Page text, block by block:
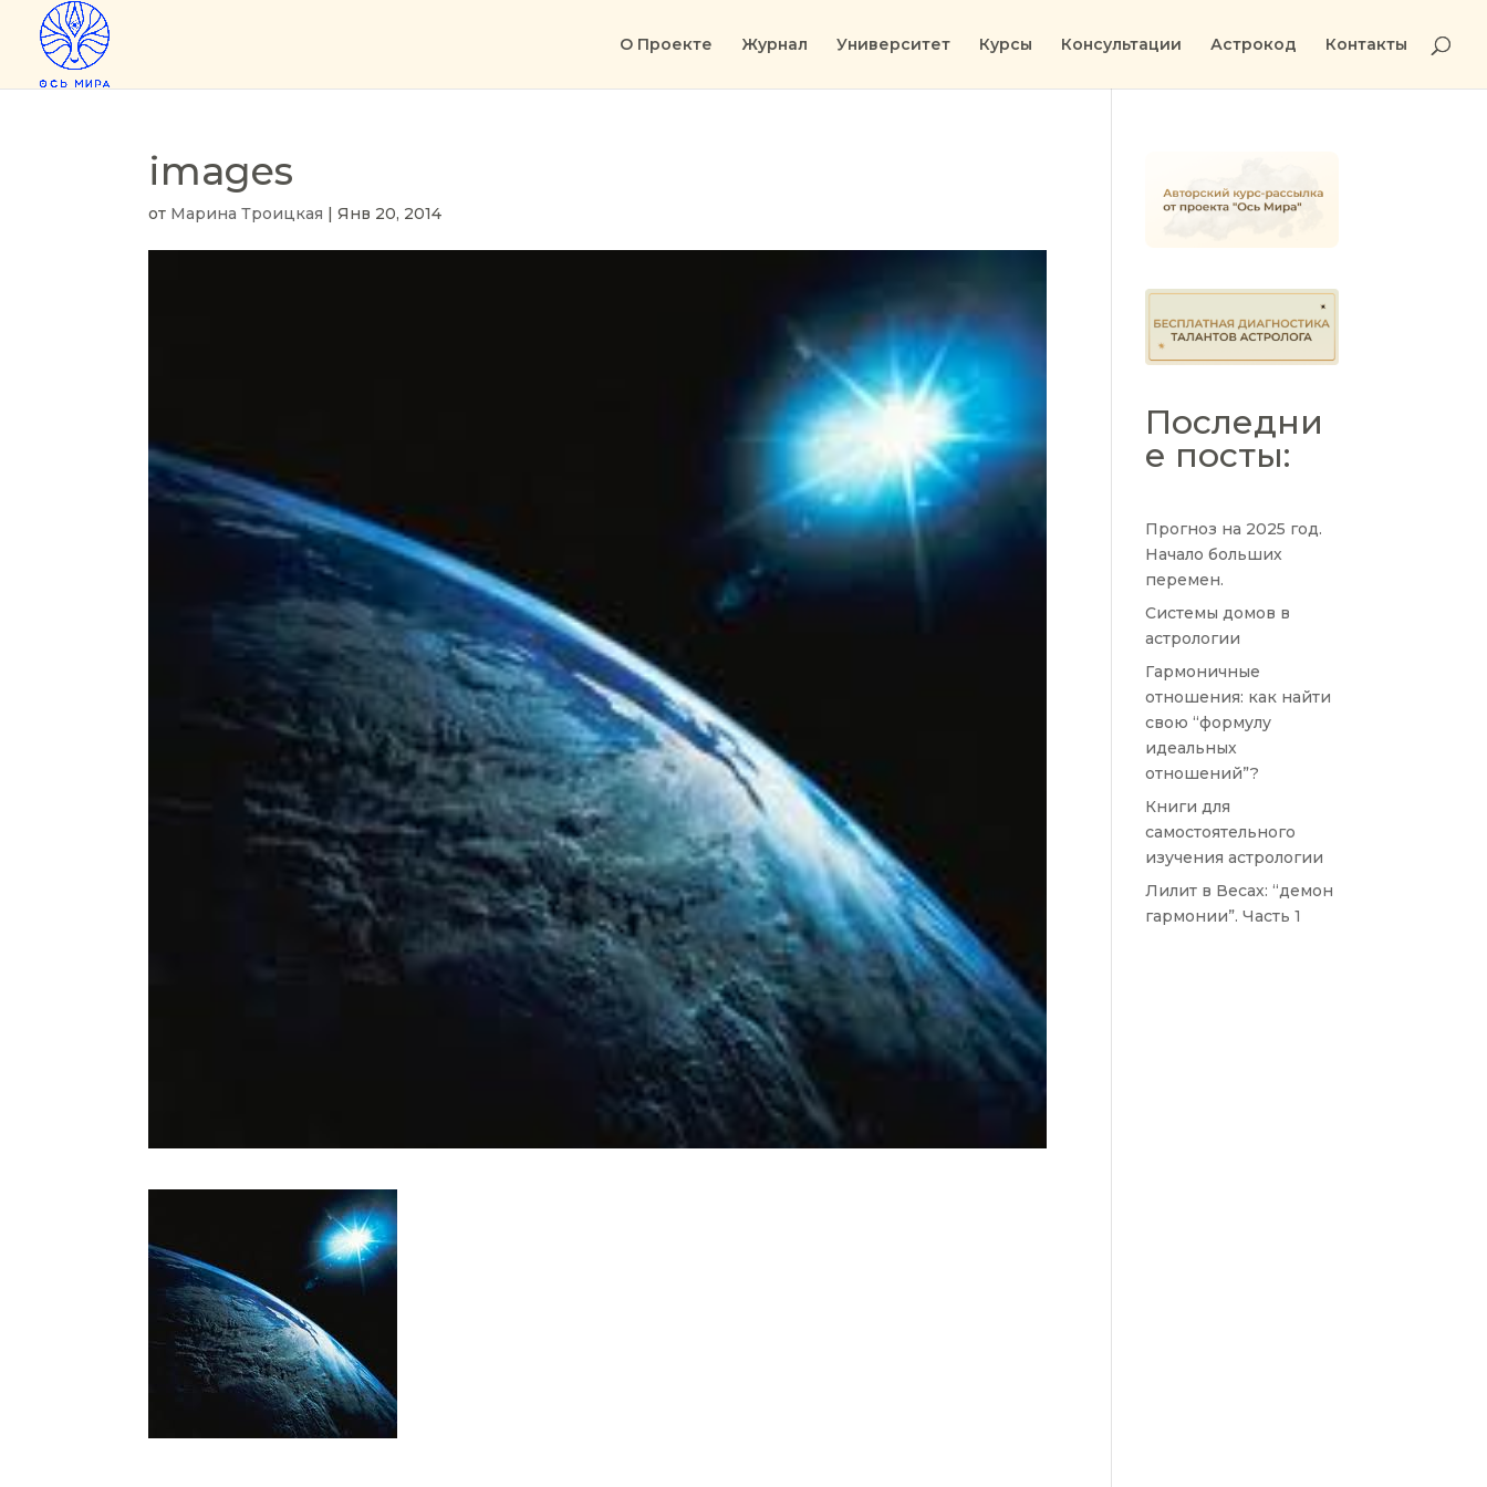
О Проекте Журнал Университет Курсы Консультации Астрокод Контакты
images
от Марина Троицкая |Янв 20, 2014
Последни
е посты:
Прогноз на 2025 год.
Начало больших
перемен.
Системы домов в
астрологии
Гармоничные
отношения: как найти
свою “формулу
идеальных
отношений”?
Книги для
самостоятельного
изучения астрологии
Лилит в Весах: “демон
гармонии”. Часть 1